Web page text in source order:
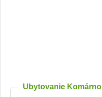
Ubytovanie Komárno